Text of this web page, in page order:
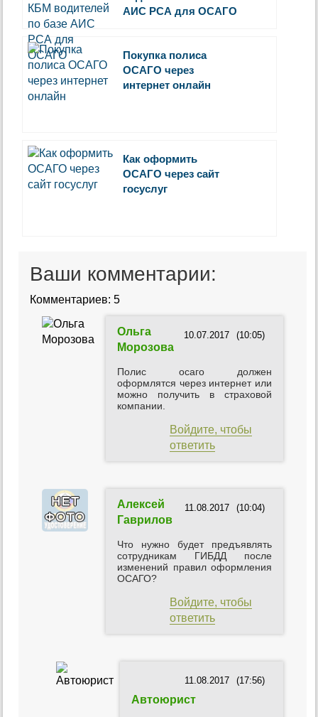
АИС РСА для ОСАГО
Покупка полиса
ОСАГО через
интернет онлайн
Как оформить
ОСАГО через сайт
госуслуг
Ваши комментарии:
Комментариев: 5
(10:05)
10.07.2017
Ольга
Морозова
Полис осаго должен
оформлятся через интернет или
можно получить в страховой
компании.
Войдите, чтобы
ответить
(10:04)
11.08.2017
Алексей
Гаврилов
Что нужно будет предъявлять
сотрудникам ГИБДД после
изменений правил оформления
ОСАГО?
Войдите, чтобы
ответить
(17:56)
11.08.2017
Автоюрист